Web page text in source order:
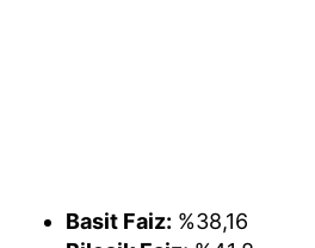
Basit Faiz: %38,16